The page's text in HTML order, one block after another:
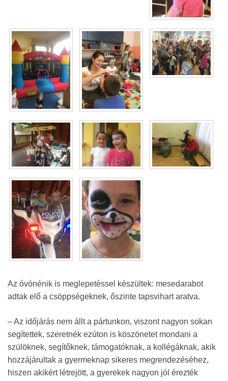
Az óvónénik is meglepetéssel készültek: mesedarabot
adtak elő a csöppségeknek, őszinte tapsvihart aratva.
– Az időjárás nem állt a pártunkon, viszont nagyon sokan
segítettek, szeretnék ezúton is köszönetet mondani a
szülöknek, segítőknek, támogatóknak, a kollégáknak, akik
hozzájárultak a gyermeknap sikeres megrendezéséhez,
hiszen akikért létrejött, a gyerekek nagyon jól érezték